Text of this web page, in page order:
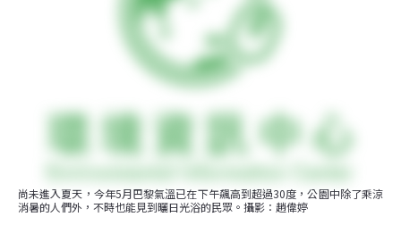
尚未進入夏天，今年5月巴黎氣溫已在下午飆高到超過30度，公園中除了乘涼
消暑的人們外，不時也能見到曬日光浴的民眾。攝影：趙偉婷